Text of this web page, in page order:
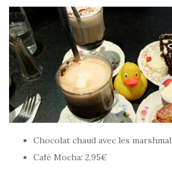
Chocolat chaud avec les
Café Mocha: 2,95€